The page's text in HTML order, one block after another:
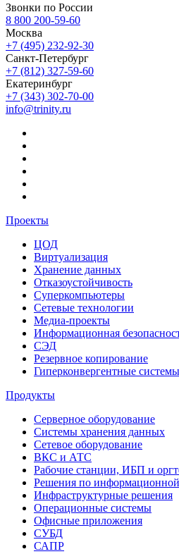
Звонки по России
8 800 200-59-60
Москва
+7 (495) 232-92-30
Санкт-Петербург
+7 (812) 327-59-60
Екатеринбург
+7 (343) 302-70-00
info@trinity.ru
Проекты
ЦОД
Виртуализация
Хранение данных
Отказоустойчивость
Суперкомпьютеры
Сетевые технологии
Медиа-проекты
Информационная
СЭД
Резервное копирование
Гиперконвергентные системы
Продукты
Серверное оборудование
Системы хранения данных
Сетевое оборудование
ВКС и АТС
Рабочие станции, ИБП и
Решения по информационной
Инфраструктурные решения
Операционные системы
Офисные приложения
СУБД
САПР